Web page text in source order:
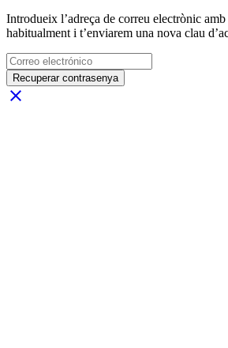
Introdueix l’adreça de correu electrònic
habitualment i t’enviarem una nova clau
Recuperar contrasenya
close